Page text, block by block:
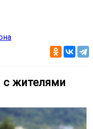
с жителями